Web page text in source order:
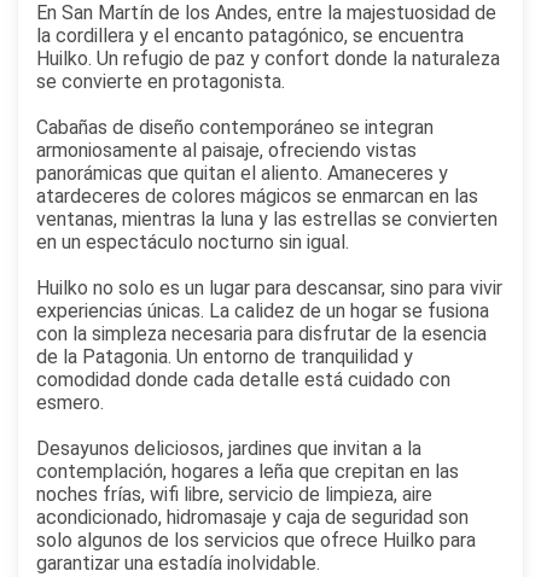
En San Martín de los Andes, entre la majestuosidad de
la cordillera y el encanto patagónico, se encuentra
Huilko. Un refugio de paz y confort donde la naturaleza
se convierte en protagonista.
Cabañas de diseño contemporáneo se integran
armoniosamente al paisaje, ofreciendo vistas
panorámicas que quitan el aliento. Amaneceres y
atardeceres de colores mágicos se enmarcan en las
ventanas, mientras la luna y las estrellas se convierten
en un espectáculo nocturno sin igual.
Huilko no solo es un lugar para descansar, sino para vivir
experiencias únicas. La calidez de un hogar se fusiona
con la simpleza necesaria para disfrutar de la esencia
de la Patagonia. Un entorno de tranquilidad y
comodidad donde cada detalle está cuidado con
esmero.
Desayunos deliciosos, jardines que invitan a la
contemplación, hogares a leña que crepitan en las
noches frías, wifi libre, servicio de limpieza, aire
acondicionado, hidromasaje y caja de seguridad son
solo algunos de los servicios que ofrece Huilko para
garantizar una estadía inolvidable.